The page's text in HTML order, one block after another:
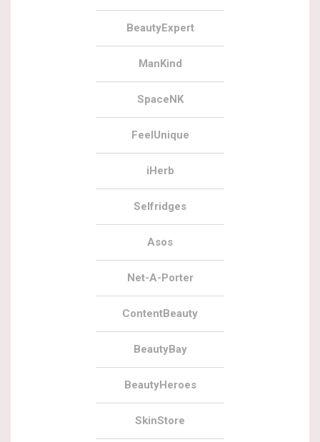
BeautyExpert
ManKind
SpaceNK
FeelUnique
iHerb
Selfridges
Asos
Net-A-Porter
ContentBeauty
BeautyBay
BeautyHeroes
SkinStore